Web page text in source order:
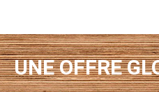
UNE OFFRE